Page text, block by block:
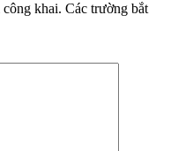
khai. Các trường bắt